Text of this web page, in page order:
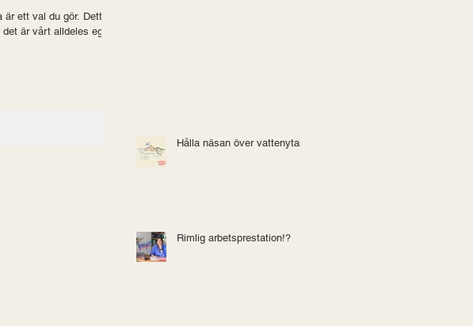
ett val du gör. Detta
är vårt alldeles egna
Hålla näsan över vattenytan
Rimlig arbetsprestation!?